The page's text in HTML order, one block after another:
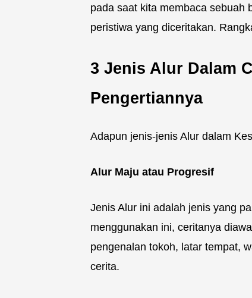
pada saat kita membaca sebuah
peristiwa yang diceritakan.
3 Jenis Alur Dalam
Pengertiannya
Adapun jenis-jenis Alur dalam
Alur Maju atau Progresif
Jenis Alur ini adalah jenis yang
menggunakan ini, ceritanya
pengenalan tokoh, latar tempat,
cerita.